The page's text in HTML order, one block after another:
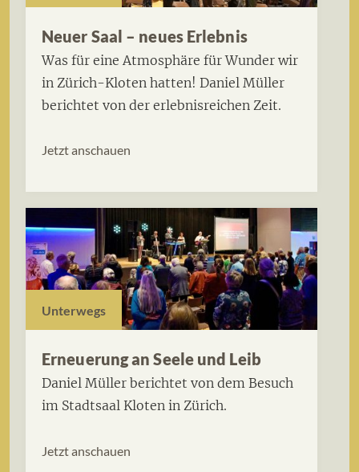
Neuer Saal – neues Erlebnis
Was für eine Atmosphäre für Wunder wir
in Zürich-Kloten hatten! Daniel Müller
berichtet von der erlebnisreichen Zeit.
Jetzt anschauen
Unterwegs
Erneuerung an Seele und Leib
Daniel Müller berichtet von dem Besuch
im Stadtsaal Kloten in Zürich.
Jetzt anschauen